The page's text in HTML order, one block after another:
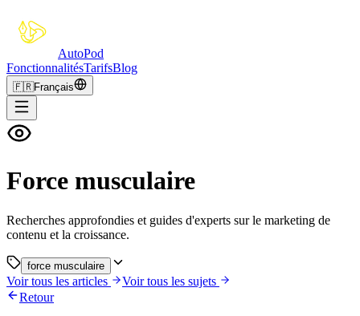
AutoPod
FonctionnalitésTarifsBlog
🇫🇷Français
Force musculaire
Recherches approfondies et guides d'experts sur le marketing de
contenu et la croissance.
force musculaire
Voir tous les articles
Voir tous les sujets
Retour